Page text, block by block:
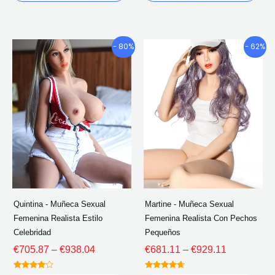
- 80%
Quintina - Muñeca Sexual
Femenina Realista Estilo
Celebridad
€705.87 – €938.04
Gama
€705.87
a
través
de
€938.04
Este
múltiples
variantes.
Las
opciones
se
pueden
página
- 62%
Martine - Muñeca Sexual
Femenina Realista Con Pechos
Pequeños
€681.11 – €929.11
Gama
de
precios:
€681.11
a
través
de
€929.11
Este